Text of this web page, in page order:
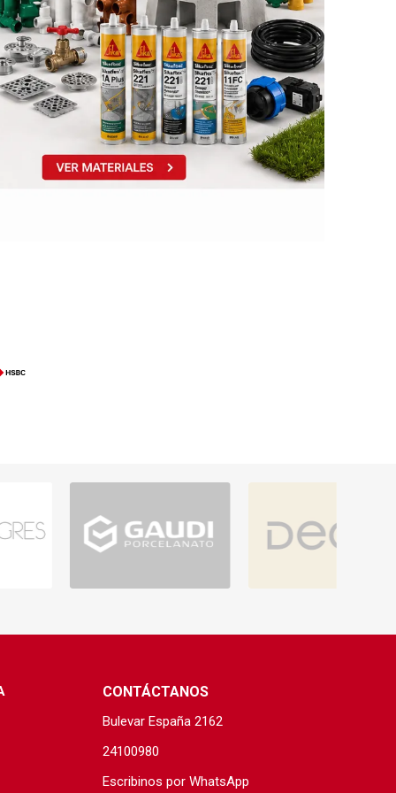
baño/cocina
& Palau
Cerámica y porcelanato
CONTÁCTANOS
Bulevar España 2162
24100980
Escribinos por WhatsApp